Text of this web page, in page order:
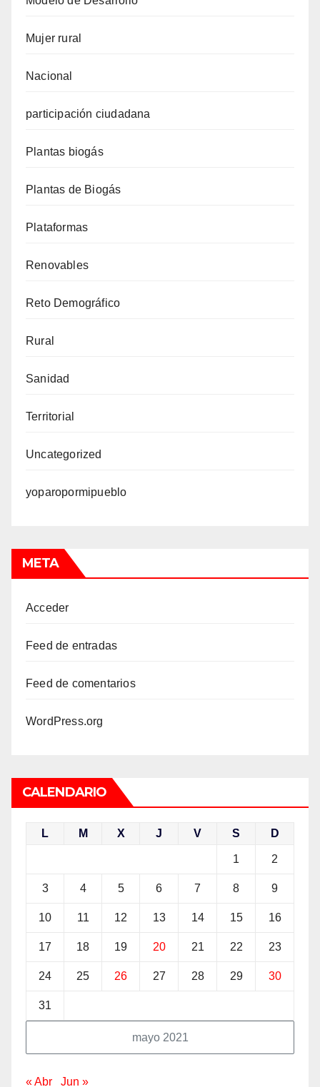
Mujer rural
Nacional
participación ciudadana
Plantas biogás
Plantas de Biogás
Plataformas
Renovables
Reto Demográfico
Rural
Sanidad
Territorial
Uncategorized
yoparopormipueblo
META
Acceder
Feed de entradas
Feed de comentarios
WordPress.org
CALENDARIO
mayo 2021
L M X J V S D
1 2
3 4 5 6 7 8 9
10 11 12 13 14 15 16
17 18 19 20 21 22 23
24 25 26 27 28 29 30
31
« Abr Jun »